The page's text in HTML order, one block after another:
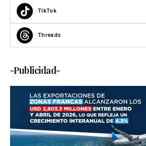
TikTok
Threads
-Publicidad-